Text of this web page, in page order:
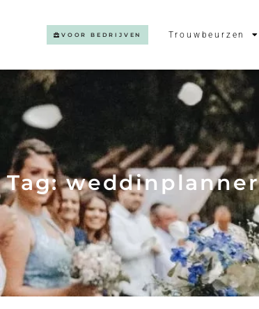
VOOR BEDRIJVEN Trouwbeurzen
Tag: weddinplanner